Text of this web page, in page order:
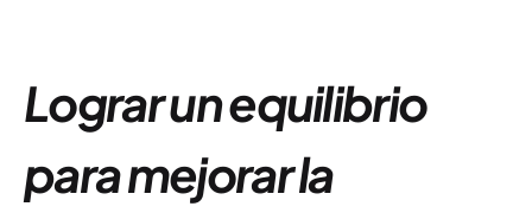
Lograr un equilibrio
para mejorar la